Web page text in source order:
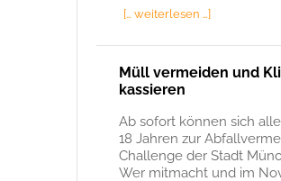
[… weiterlesen …]
Müll vermeiden und
kassieren
Ab sofort können sich
18 Jahren zur
Challenge der Stadt
Wer mitmacht und im